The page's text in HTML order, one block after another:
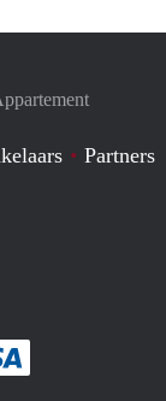
Partners
met Mastercard
af met